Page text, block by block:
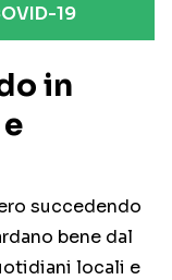
19
in
succedendo
bene dal
locali e